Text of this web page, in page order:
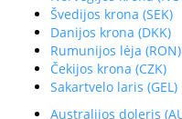
Švedijos krona (SEK)
Danijos krona (DKK)
Rumunijos lėja (RON)
Čekijos krona (CZK)
Sakartvelo laris (GEL)
Australijos doleris